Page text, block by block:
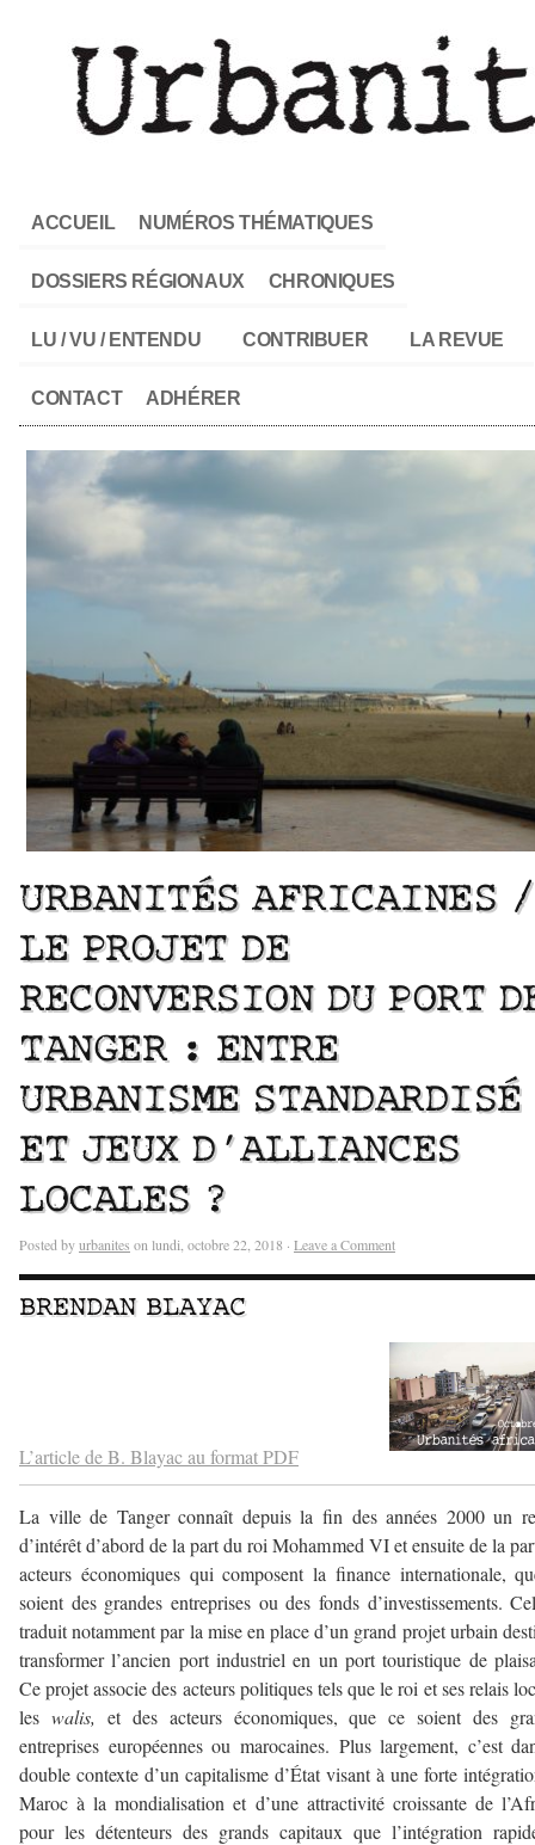
ACCUEIL NUMÉROS THÉMATIQUES
DOSSIERS RÉGIONAUX CHRONIQUES
LU / VU / ENTENDU CONTRIBUER LA REVUE
CONTACT ADHÉRER
URBANITÉS AFRICAINES /
LE PROJET DE
RECONVERSION DU PORT
TANGER : ENTRE
URBANISME STANDARDISÉ
ET JEUX D’ALLIANCES
LOCALES ?
Posted byurbanites on lundi, octobre 22, 2018 · Leave a Comment
BRENDAN BLAYAC
L’article de B. Blayac au format PDF
La ville de Tanger connaît depuis la fin des années 2000 un
d’intérêt d’abord de la part du roi Mohammed VI et ensuite de la
acteurs économiques qui composent la finance internationale,
soient des grandes entreprises ou des fonds d’investissements.
traduit notamment par la mise en place d’un grand projet urbain
transformer l’ancien port industriel en un port touristique de
Ce projet associe des acteurs politiques tels que le roi et ses relais
les walis, et des acteurs économiques, que ce soient des
entreprises européennes ou marocaines. Plus largement, c’est
double contexte d’un capitalisme d’État visant à une forte
Maroc à la mondialisation et d’une attractivité croissante de
pour les détenteurs des grands capitaux que l’intégration